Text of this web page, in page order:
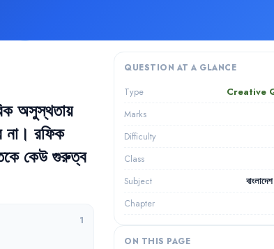
অসুস্থতায়
না। রফিক
কেউ গুরুত্ব
1
QUESTION AT A GLANCE
Type Creative
Marks
Difficulty
Class
Subject
Chapter
ON THIS PAGE